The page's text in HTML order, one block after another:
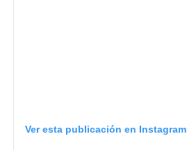
Ver esta publicación en Instagram